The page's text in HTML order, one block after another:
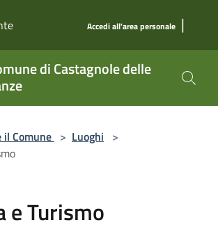
Accedi all'area personale |
di Castagnole delle
il Comune > Luoghi >
e Turismo